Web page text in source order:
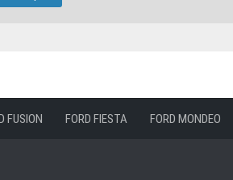
FUSION FORD FIESTA FORD MONDEO